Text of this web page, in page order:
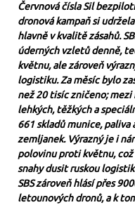
Červnová čísla Sil
dronová kampaň si
hlavně v kvalitě zásahů.
úderných vzletů denně,
květnu, ale zároveň
logistiku. Za měsíc bylo
než 20 tisíc zničeno; mezi
lehkých, těžkých a
661 skladů munice,
zemljanek. Výrazný je i
polovinu proti květnu, což
snahy dusit ruskou
SBS zároveň hlásí přes
letounových dronů, a k